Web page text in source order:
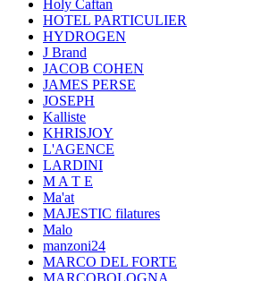
Holy Caftan
HOTEL PARTICULIER
HYDROGEN
J Brand
JACOB COHEN
JAMES PERSE
JOSEPH
Kalliste
KHRISJOY
L'AGENCE
LARDINI
M A T E
Ma'at
MAJESTIC filatures
Malo
manzoni24
MARCO DEL FORTE
MARCOBOLOGNA